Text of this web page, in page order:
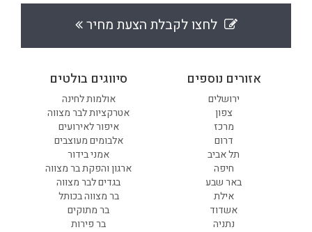
לחצו לקבלת הצעת מחיר
סיווגים בולטים
אולמות לחינה
אטרקציות לבר מצווה
איפור לאירועים
אלבומים מעוצבים
אמני בידור
ארגון והפקת בר מצווה
בגדים לבר מצווה
בר מצווה בכותל
בר מתוקים
בר פירות
אזורים נוספים
ירושלים
צפון
מרכז
דרום
תל אביב
חיפה
באר שבע
אילת
אשדוד
נתניה